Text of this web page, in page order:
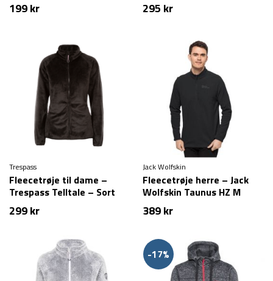
199kr 295 kr
Trespass
Fleecetrøje til dame –
Trespass Telltale – Sort
299kr
Jack Wolfskin
Fleecetrøje herre – Jack
Wolfskin Taunus HZ M
389kr
-17%